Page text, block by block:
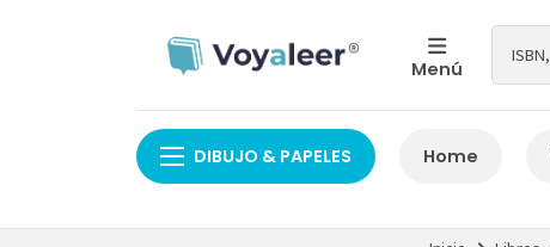
Menú
DIBUJO & PAPELES Home